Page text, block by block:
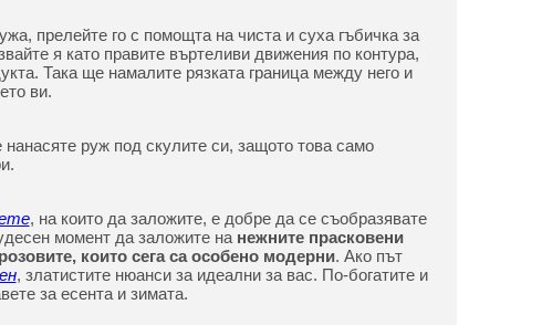
прелейте го с помощта на чиста и суха гъбичка за
я като правите въртеливи движения по контура,
Така ще намалите рязката граница между него и
ви.
нанасяте руж под скулите си, защото това само
, на които да заложите, е добре да се съобразявате
момент да заложите на нежните прасковени
които сега са особено модерни. Ако път
, златистите нюанси за идеални за вас. По-богатите и
за есента и зимата.